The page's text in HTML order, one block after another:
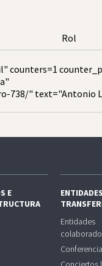
Rol
counters=1
738/" text="Antonio
E
Entidades